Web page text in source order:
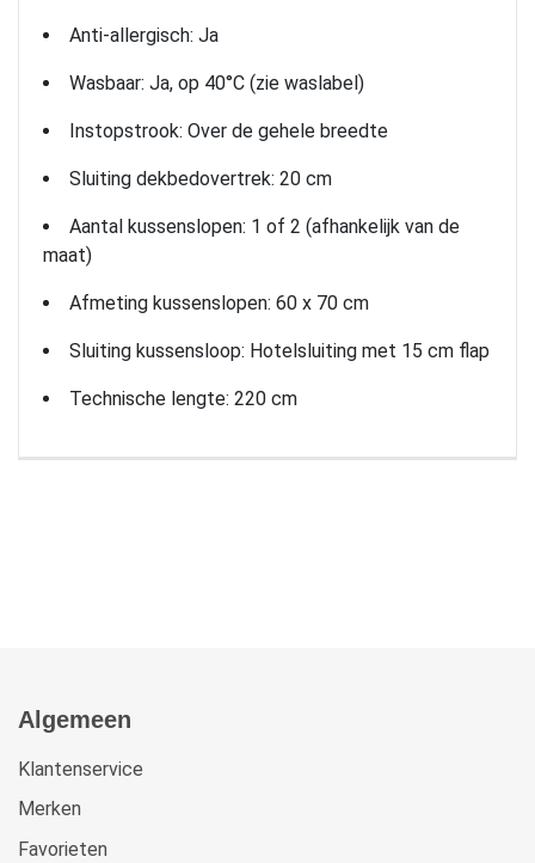
Anti-allergisch: Ja
Wasbaar: Ja, op 40°C (zie waslabel)
Instopstrook: Over de gehele breedte
Sluiting dekbedovertrek: 20 cm
Aantal kussenslopen: 1 of 2 (afhankelijk van de
maat)
Afmeting kussenslopen: 60 x 70 cm
Sluiting kussensloop: Hotelsluiting met 15 cm flap
Technische lengte: 220 cm
Algemeen
Klantenservice
Merken
Favorieten